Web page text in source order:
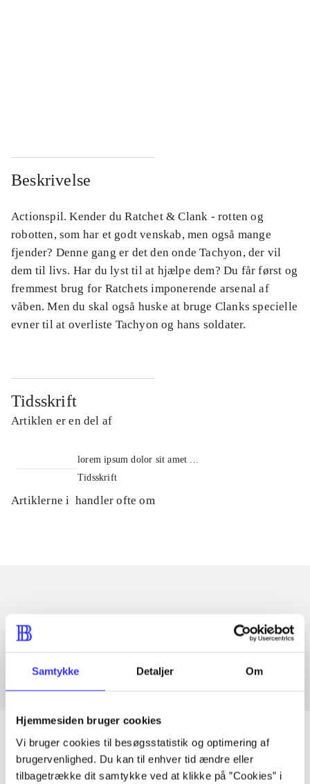
Samtykke Detaljer Om
Hjemmesiden bruger cookies
Vi bruger cookies til besøgsstatistik og optimering af
brugervenlighed. Du kan til enhver tid ændre eller
tilbagetrække dit samtykke ved at klikke på ”Cookies” i
Beskrivelse
Actionspil. Kender du Ratchet & Clank - rotten og
robotten, som har et godt venskab, men også mange
fjender? Denne gang er det den onde Tachyon, der vil
dem til livs. Har du lyst til at hjælpe dem? Du får først og
fremmest brug for Ratchets imponerende arsenal af
våben. Men du skal også huske at bruge Clanks specielle
evner til at overliste Tachyon og hans soldater.
Tidsskrift
Artiklen er en del af
lorem ipsum dolor sit amet ...
Tidsskrift
Artiklerne i handler ofte om
Artikler med samme emner
Fra
Artikler